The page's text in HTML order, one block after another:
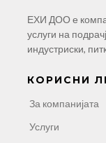
ЕХИ ДОО е
услуги на
индустриски,
КОРИСНИ
За компанијата
Услуги